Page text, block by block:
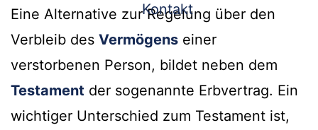
Kontakt
Eine Alternative zur Regelung über den
Verbleib des Vermögens einer
verstorbenen Person, bildet neben dem
Testament der sogenannte Erbvertrag. Ein
wichtiger Unterschied zum Testament ist,